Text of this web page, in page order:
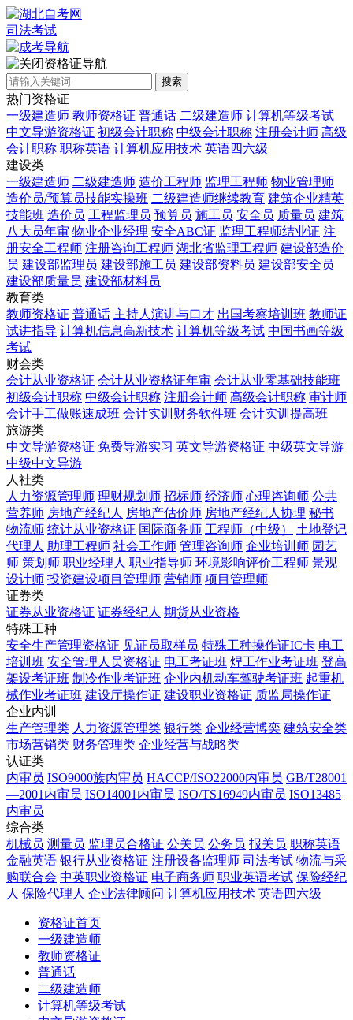
司法考试
资格证导航
搜索
热门资格证
一级建造师 教师资格证 普通话 二级建造师 计算机等级考试
中文导游资格证 初级会计职称 中级会计职称 注册会计师 高级
会计职称 职称英语 计算机应用技术 英语四六级
建设类
一级建造师 二级建造师 造价工程师 监理工程师 物业管理师
造价员/预算员技能实操班 二级建造师继续教育 建筑企业精英
技能班 造价员 工程监理员 预算员 施工员 安全员 质量员 建筑
八大员年审 物业企业经理 安全ABC证 监理工程师结业证 注
册安全工程师 注册咨询工程师 湖北省监理工程师 建设部造价
员 建设部监理员 建设部施工员 建设部资料员 建设部安全员
建设部质量员 建设部材料员
教育类
教师资格证 普通话 主持人演讲与口才 出国考察培训班 教师证
试讲指导 计算机信息高新技术 计算机等级考试 中国书画等级
考试
财会类
会计从业资格证 会计从业资格证年审 会计从业零基础技能班
初级会计职称 中级会计职称 注册会计师 高级会计职称 审计师
会计手工做账速成班 会计实训财务软件班 会计实训提高班
旅游类
中文导游资格证 免费导游实习 英文导游资格证 中级英文导游
中级中文导游
人社类
人力资源管理师 理财规划师 招标师 经济师 心理咨询师 公共
营养师 房地产经纪人 房地产估价师 房地产经纪人协理 秘书
物流师 统计从业资格证 国际商务师 工程师（中级）
土地登记
代理人 助理工程师 社会工作师 管理咨询师 企业培训师 园艺
师 策划师 职业经理人 职业指导师 环境影响评价工程师 景观
设计师 投资建设项目管理师 营销师 项目管理师
证券类
证券从业资格证 证券经纪人 期货从业资格
特殊工种
安全生产管理资格证 见证员取样员 特殊工种操作证IC卡 电工
培训班 安全管理人员资格证 电工考证班 焊工作业考证班 登高
架设考证班 制冷作业考证班 企业内机动车驾驶考证班 起重机
械作业考证班 建设厅操作证 建设职业资格证 质监局操作证
企业内训
生产管理类 人力资源管理类 银行类 企业经营博奕 建筑安全类
市场营销类 财务管理类 企业经营与战略类
认证类
内审员 ISO9000族内审员 HACCP/ISO22000内审员 GB/T28001
—2001内审员 ISO14001内审员 ISO/TS16949内审员 ISO13485
内审员
综合类
机械员 测量员 监理员合格证 公关员 公务员 报关员 职称英语
金融英语 银行从业资格证 注册设备监理师 司法考试 物流与采
购联合会 中英职业资格证 电子商务师 职业英语考试 保险经纪
人 保险代理人 企业法律顾问 计算机应用技术 英语四六级
资格证首页
一级建造师
教师资格证
普通话
二级建造师
计算机等级考试